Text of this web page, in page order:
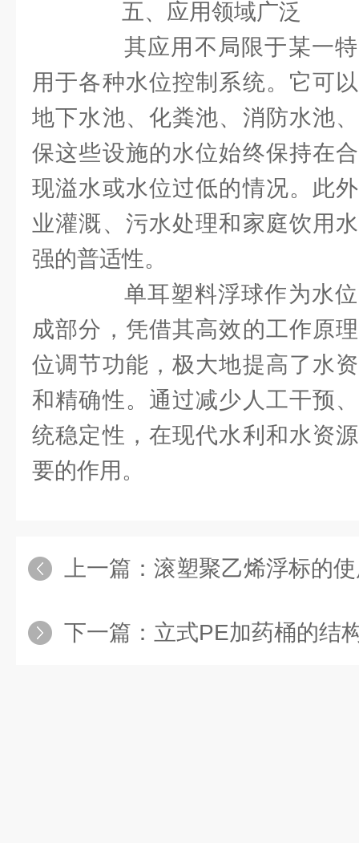
五、应用领域广泛
其应用不局限于某一特
用于各种水位控制系统。它可
地下水池、化粪池、消防水池
保这些设施的水位始终保持在
现溢水或水位过低的情况。此
业灌溉、污水处理和家庭饮用
强的普适性。
单耳塑料浮球作为水位
成部分，凭借其高效的工作原
位调节功能，极大地提高了水
和精确性。通过减少人工干预
统稳定性，在现代水利和水资
要的作用。
上一篇： 滚塑聚乙烯浮标的
下一篇： 立式PE加药桶的结